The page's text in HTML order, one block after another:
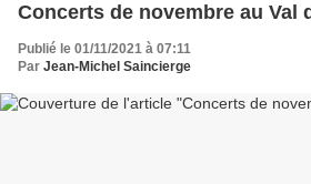
Concerts de novembre au Val
Publié le 01/11/2021 à 07:11
Par Jean-Michel Saincierge